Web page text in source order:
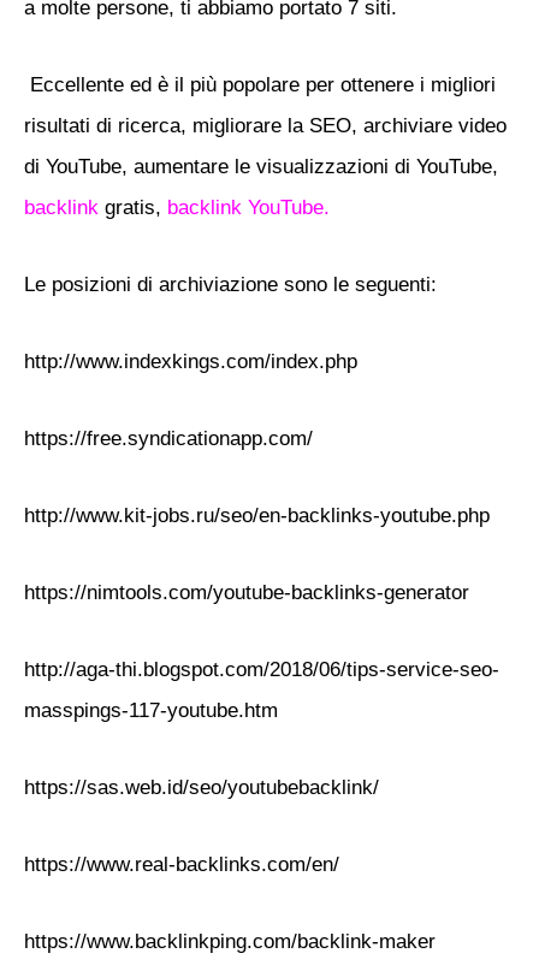
a molte persone, ti abbiamo portato 7 siti.
Eccellente ed è il più popolare per ottenere i migliori
risultati di ricerca, migliorare la SEO, archiviare video
di YouTube, aumentare le visualizzazioni di YouTube,
backlink gratis, backlink YouTube.
Le posizioni di archiviazione sono le seguenti:
http://www.indexkings.com/index.php
https://free.syndicationapp.com/
http://www.kit-jobs.ru/seo/en-backlinks-youtube.php
https://nimtools.com/youtube-backlinks-generator
http://aga-thi.blogspot.com/2018/06/tips-service-seo-
masspings-117-youtube.htm
https://sas.web.id/seo/youtubebacklink/
https://www.real-backlinks.com/en/
https://www.backlinkping.com/backlink-maker